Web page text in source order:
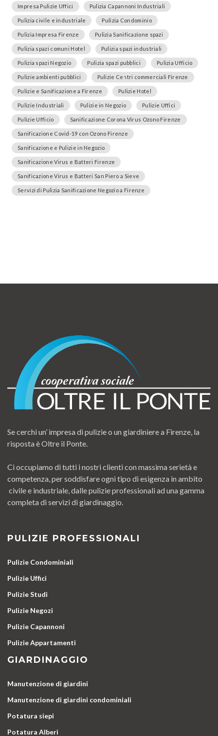
Impresa Pulizie Uffici Pulizia Capannoni Industriali
Pulizia civile e industriale Pulizia Condominio
Pulizia Impresa Firenze Pulizia Sanificazione spazi
Pulizia spazi comuni Hotel Pulizia spazi industriali
Pulizia spazi Negozio Pulizia spazi pubblici Pulizia Ufficio
Pulizie ambienti pubblici Pulizie Centri commerciali Firenze
Pulizie e Sanificazione a Firenze Pulizie Hotel
Pulizie Industriali Pulizie in Negozio Pulizie Uffici
Pulizie Ufficio Sanificazione Corona Virus Ozono Firenze
Sanificazione Covid-19 con Ozono Firenze
Sanificazione e Pulizie in Negozio
Sanificazione Virus e Batteri Firenze
Sanificazione Virus e Batteri San Piero a Sieve
Servizi di Pulizia Sanificazione Negozio a Firenze
Se cerchi un’ impresa di pulizie o un giardiniere a Firenze, la
risposta è Oltre il Ponte.
Ci occupiamo di tutti i nostri clienti con massima serietà e
competenza, per soddisfare ogni tipo di esigenza in ambito
civile e industriale, dalle pulizie professionali ad una gamma
completa di servizi di giardinaggio.
PULIZIE PROFESSIONALI
Pulizie Condominiali
Pulizie Uffici
Pulizie Studi
Pulizie Negozi
Pulizie Capannoni
Pulizie Appartamenti
GIARDINAGGIO
Manutenzione di giardini
Manutenzione di giardini condominiali
Potatura siepi
Potatura Alberi